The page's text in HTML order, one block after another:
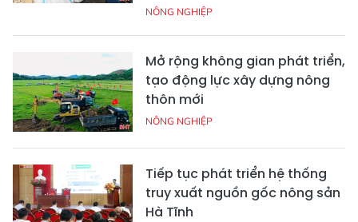
NÔNG NGHIỆP
Mở rộng không gian phát triển,
tạo động lực xây dựng nông
thôn mới
NÔNG NGHIỆP
Tiếp tục phát triển hệ thống
truy xuất nguồn gốc nông sản
Hà Tĩnh